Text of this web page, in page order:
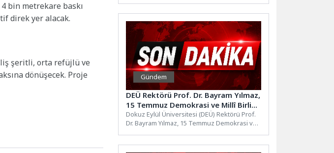
bin metrekare baskı
direk yer alacak.
şeritli, orta refüjlü ve
dönüşecek. Proje
Gündem
DEÜ Rektörü Prof. Dr. Bayram Yılmaz,
15 Temmuz Demokrasi ve Millî Birlik
Günü programlarına katıldı
Dokuz Eylül Üniversitesi (DEÜ) Rektörü Prof.
Dr. Bayram Yılmaz, 15 Temmuz Demokrasi ve